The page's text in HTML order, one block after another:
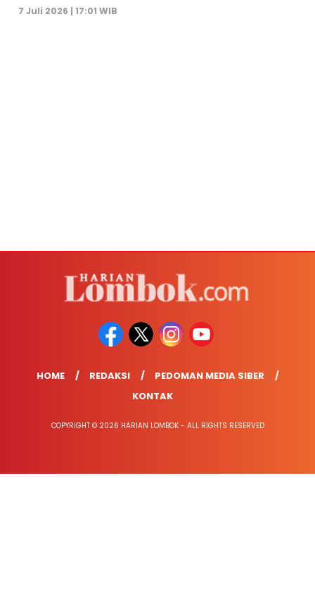
7 Juli 2026 | 17:01 WIB
HOME REDAKSI
PEDOMAN MEDIA SIBER
KONTAK
COPYRIGHT © 2026 HARIAN LOMBOK - ALL RIGHTS RESERVED